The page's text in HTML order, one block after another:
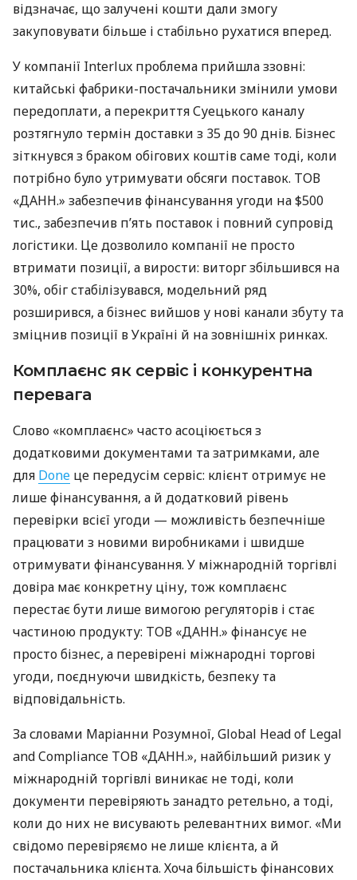
відзначає, що залучені кошти дали змогу
закуповувати більше і стабільно рухатися вперед.
У компанії Interlux проблема прийшла ззовні:
китайські фабрики-постачальники змінили умови
передоплати, а перекриття Суецького каналу
розтягнуло термін доставки з 35 до 90 днів. Бізнес
зіткнувся з браком обігових коштів саме тоді, коли
потрібно було утримувати обсяги поставок. ТОВ
«ДАНН.» забезпечив фінансування угоди на $500
тис., забезпечив п’ять поставок і повний супровід
логістики. Це дозволило компанії не просто
втримати позиції, а вирости: виторг збільшився на
30%, обіг стабілізувався, модельний ряд
розширився, а бізнес вийшов у нові канали збуту та
зміцнив позиції в Україні й на зовнішніх ринках.
Комплаєнс як сервіс і конкурентна
перевага
Слово «комплаєнс» часто асоціюється з
додатковими документами та затримками, але
для Done це передусім сервіс: клієнт отримує не
лише фінансування, а й додатковий рівень
перевірки всієї угоди — можливість безпечніше
працювати з новими виробниками і швидше
отримувати фінансування. У міжнародній торгівлі
довіра має конкретну ціну, тож комплаєнс
перестає бути лише вимогою регуляторів і стає
частиною продукту: ТОВ «ДАНН.» фінансує не
просто бізнес, а перевірені міжнародні торгові
угоди, поєднуючи швидкість, безпеку та
відповідальність.
За словами Маріанни Розумної, Global Head of Legal
and Compliance ТОВ «ДАНН.», найбільший ризик у
міжнародній торгівлі виникає не тоді, коли
документи перевіряють занадто ретельно, а тоді,
коли до них не висувають релевантних вимог. «Ми
свідомо перевіряємо не лише клієнта, а й
постачальника клієнта. Хоча більшість фінансових